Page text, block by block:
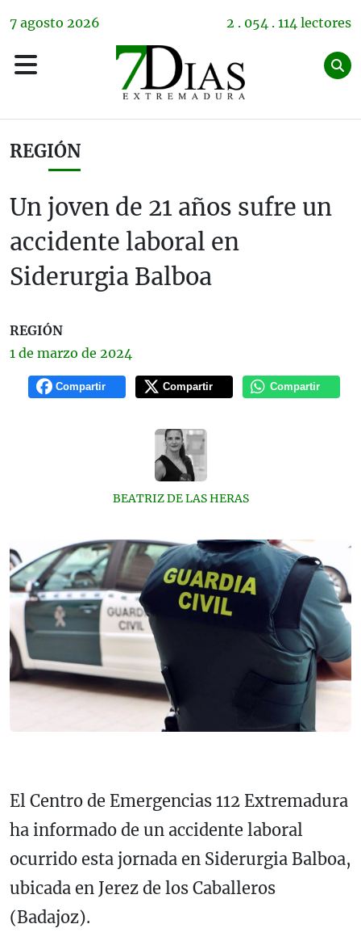
7 agosto 2026 2 . 054 . 114 lectores
REGIÓN
Un joven de 21 años sufre un
accidente laboral en
Siderurgia Balboa
REGIÓN
1 de marzo de 2024
Compartir Compartir Compartir
BEATRIZ DE LAS HERAS
El Centro de Emergencias 112 Extremadura
ha informado de un accidente laboral
ocurrido esta jornada en Siderurgia Balboa,
ubicada en Jerez de los Caballeros
(Badajoz).